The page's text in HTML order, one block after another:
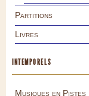
Partitions
Livres
INTEMPORELS
Musiques en Pistes